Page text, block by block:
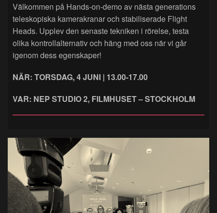
Välkommen på Hands‑on‑demo av nästa generations
teleskopiska kamerakranar och stabiliserade Flight
Heads. Upplev den senaste tekniken i rörelse, testa
olika kontrollalternativ och häng med oss när vi går
igenom dess egenskaper!
NÄR: TORSDAG, 4 JUNI | 13.00-17.00
VAR: NEP STUDIO 2, FILMHUSET – STOCKHOLM